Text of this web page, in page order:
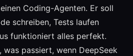
Coding-Agenten. Er soll
schreiben, Tests laufen
funktioniert alles perfekt.
passiert, wenn DeepSeek